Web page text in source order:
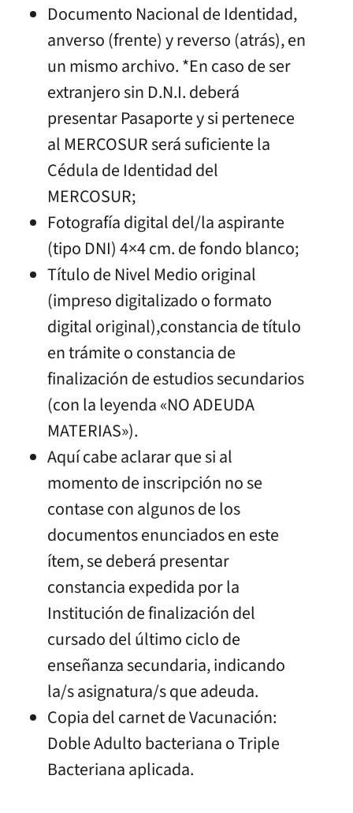
Documento Nacional de Identidad,
anverso (frente) y reverso (atrás), en
un mismo archivo. *En caso de ser
extranjero sin D.N.I. deberá
presentar Pasaporte y si pertenece
al MERCOSUR será suficiente la
Cédula de Identidad del
MERCOSUR;
Fotografía digital del/la aspirante
(tipo DNI) 4×4 cm. de fondo blanco;
Título de Nivel Medio original
(impreso digitalizado o formato
digital original),constancia de título
en trámite o constancia de
finalización de estudios secundarios
(con la leyenda «NO ADEUDA
MATERIAS»).
Aquí cabe aclarar que si al
momento de inscripción no se
contase con algunos de los
documentos enunciados en este
ítem, se deberá presentar
constancia expedida por la
Institución de finalización del
cursado del último ciclo de
enseñanza secundaria, indicando
la/s asignatura/s que adeuda.
Copia del carnet de Vacunación:
Doble Adulto bacteriana o Triple
Bacteriana aplicada.